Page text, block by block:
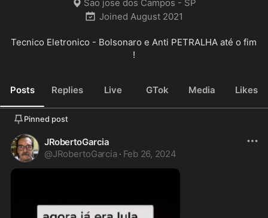
Sao jose dos Campos - SP
Joined August 2021
Tecnico Eletronico - Bolsonaro e Anti PETRALHA até o fim
!
Posts Replies Live GTok Media Likes
Pinned post
JRobertoGarcia
@JRobertoGarcia · Feb 26, 2024